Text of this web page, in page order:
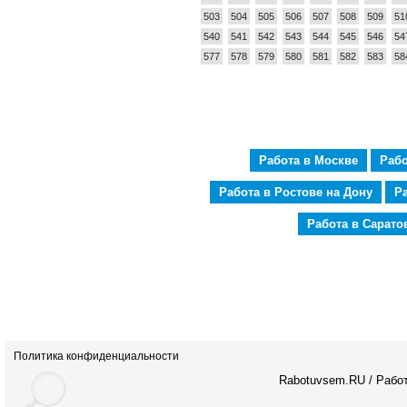
503
504 505 506 507 508 509
540
541 542 543 544 545 546
577
578 579 580 581 582 583
Работа в Москве
Работа в Ростове на Дону
Работа в
Политика конфиденциальности
Rabotuvsem.RU /